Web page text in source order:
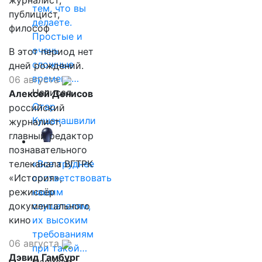
тем, что вы
делаете.
Простые и
очень
сложные
времена…
Написал
Отар
Кушанашвили
«Все труднее
соответствовать
нашим
слушателям,
их высоким
требованиям
при такой…
публицист,
философ
В этот период нет
дней рождений.
06 августа
Алексей Денисов
российский
журналист,
главный редактор
познавательного
телеканала ВГТРК
«История»,
режиссёр
документального
кино
06 августа
Дэвид Гамбург